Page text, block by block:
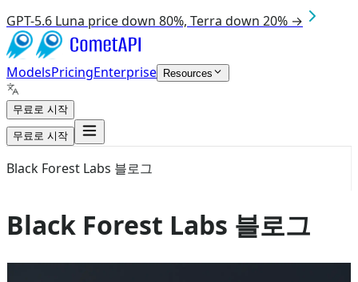
GPT-5.6 Luna price down 80%, Terra down 20% →
ModelsPricingEnterprise Resources
무료로 시작
무료로 시작
Black Forest Labs 블로그
Black Forest Labs 블로그